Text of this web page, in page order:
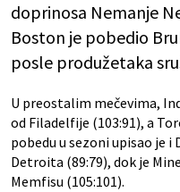
doprinosa Nemanje
Boston je pobedio
posle produžetaka
U preostalim mečevima,
od Filadelfije (103:91), a
pobedu u sezoni upisao je
Detroita (89:79), dok je
Memfisu (105:101).